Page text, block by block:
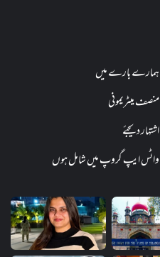
ہمارے بارے میں
منصف میٹریمونی
اشتہار دیجئے
واٹس ایپ گروپ میں شامل ہوں